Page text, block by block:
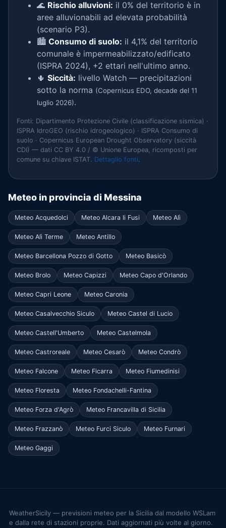
🌊 Rischio alluvioni: il 0% del territorio è in
aree alluvionabili ad elevata probabilità
(scenario P3).
🏙️ Consumo di suolo: il 4,1% del territorio
comunale è impermeabilizzato/edificato
(ISPRA 2024), +2 ettari nell'ultimo anno.
🌵 Siccità: livello Watch — precipitazioni
sotto la norma (Copernicus EDO, decade del 11
luglio 2026).
Fonti: Dipartimento Protezione Civile (classificazione sismica) ·
ISPRA IdroGEO (rischio idrogeologico) · ISPRA Consumo di
suolo · Copernicus European Drought Observatory (siccità
CDI) — dati CC BY 4.0 / © Unione Europea, ricomposti per
comune su chiave ISTAT. Dettaglio fonti.
Meteo in provincia di Messina
Meteo Acquedolci Meteo Alcara li Fusi Meteo Alì
Meteo Alì Terme Meteo Antillo
Meteo Barcellona Pozzo di Gotto Meteo Basicò
Meteo Brolo Meteo Capizzi Meteo Capo d'Orlando
Meteo Capri Leone Meteo Caronia
Meteo Casalvecchio Siculo Meteo Castel di Lucio
Meteo Castell'Umberto Meteo Castelmola
Meteo Castroreale Meteo Cesarò Meteo Condrò
Meteo Falcone Meteo Ficarra Meteo Fiumedinisi
Meteo Floresta Meteo Fondachelli-Fantina
Meteo Forza d'Agrò Meteo Francavilla di Sicilia
Meteo Frazzanò Meteo Furci Siculo Meteo Furnari
Meteo Gaggi
WeatherSicily — previsioni meteo per la Sicilia dal modello WSLam
e dalla rete di stazioni proprie. Dati aggiornati più volte al giorno.